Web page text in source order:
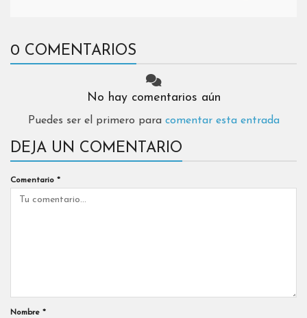
0 COMENTARIOS
No hay comentarios aún
Puedes ser el primero para comentar esta entrada
DEJA UN COMENTARIO
Comentario *
Nombre *